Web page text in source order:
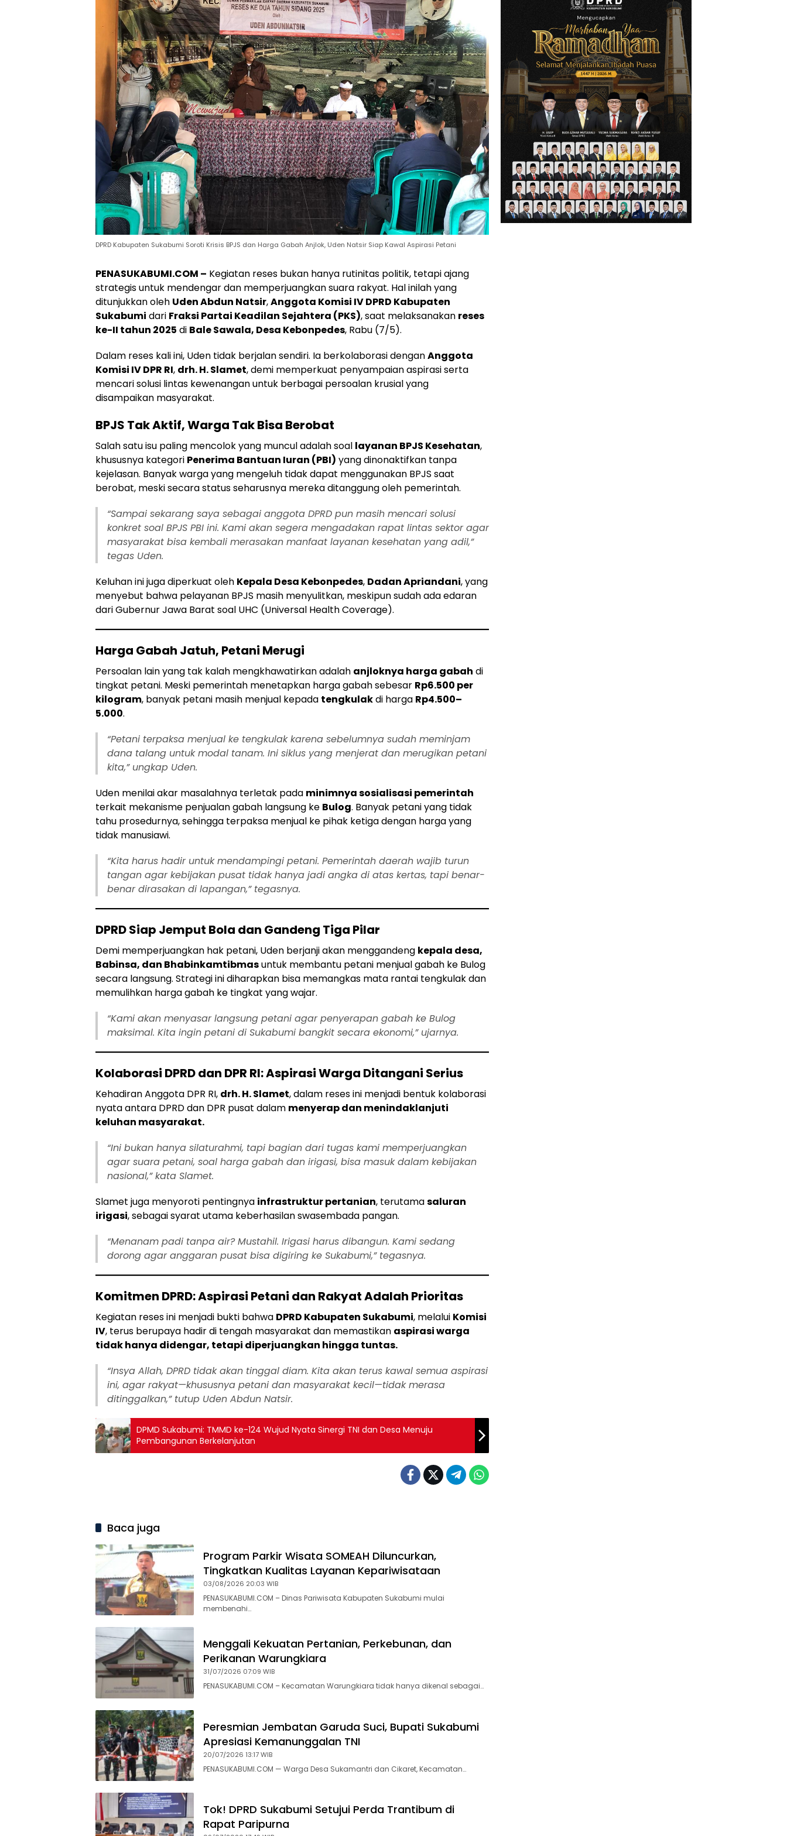
DPRD Kabupaten Sukabumi Soroti Krisis BPJS dan Harga Gabah Anjlok, Uden Natsir Siap Kawal Aspirasi Petani
PENASUKABUMI.COM – Kegiatan reses bukan hanya rutinitas politik, tetapi ajang
strategis untuk mendengar dan memperjuangkan suara rakyat. Hal inilah yang
ditunjukkan oleh Uden Abdun Natsir,Anggota Komisi IV DPRD Kabupaten
Sukabumi dari Fraksi Partai Keadilan Sejahtera (PKS), saat melaksanakan reses
ke-II tahun 2025 di Bale Sawala, Desa Kebonpedes, Rabu (7/5).
Dalam reses kali ini, Uden tidak berjalan sendiri. Ia berkolaborasi denganAnggota
Komisi IV DPR RI, drh. H. Slamet, demi memperkuat penyampaian aspirasi serta
mencari solusi lintas kewenangan untuk berbagai persoalan krusial yang
disampaikan masyarakat.
BPJS Tak Aktif, Warga Tak Bisa Berobat
Salah satu isu paling mencolok yang muncul adalah soal layanan BPJS Kesehatan,
khususnya kategori Penerima Bantuan Iuran (PBI) yang dinonaktifkan tanpa
kejelasan. Banyak warga yang mengeluh tidak dapat menggunakan BPJS saat
berobat, meski secara status seharusnya mereka ditanggung oleh pemerintah.
“Sampai sekarang saya sebagai anggota DPRD pun masih mencari solusi
konkret soal BPJS PBI ini. Kami akan segera mengadakan rapat lintas sektor agar
masyarakat bisa kembali merasakan manfaat layanan kesehatan yang adil,”
tegas Uden.
Keluhan ini juga diperkuat oleh Kepala Desa Kebonpedes, Dadan Apriandani, yang
menyebut bahwa pelayanan BPJS masih menyulitkan, meskipun sudah ada edaran
dari Gubernur Jawa Barat soal UHC (Universal Health Coverage).
Harga Gabah Jatuh, Petani Merugi
Persoalan lain yang tak kalah mengkhawatirkan adalah anjloknya harga gabah di
tingkat petani. Meski pemerintah menetapkan harga gabah sebesar Rp6.500 per
kilogram, banyak petani masih menjual kepada tengkulakdi harga Rp4.500–
5.000.
“Petani terpaksa menjual ke tengkulak karena sebelumnya sudah meminjam
dana talang untuk modal tanam. Ini siklus yang menjerat dan merugikan petani
kita,” ungkap Uden.
Uden menilai akar masalahnya terletak pada minimnya sosialisasi pemerintah
terkait mekanisme penjualan gabah langsung ke Bulog. Banyak petani yang tidak
tahu prosedurnya, sehingga terpaksa menjual ke pihak ketiga dengan harga yang
tidak manusiawi.
“Kita harus hadir untuk mendampingi petani. Pemerintah daerah wajib turun
tangan agar kebijakan pusat tidak hanya jadi angka di atas kertas, tapi benar-
benar dirasakan di lapangan,” tegasnya.
DPRD Siap Jemput Bola dan Gandeng Tiga Pilar
Demi memperjuangkan hak petani, Uden berjanji akan menggandeng kepala desa,
Babinsa, dan Bhabinkamtibmasuntuk membantu petani menjual gabah ke Bulog
secara langsung. Strategi ini diharapkan bisa memangkas mata rantai tengkulak dan
memulihkan harga gabah ke tingkat yang wajar.
“Kami akan menyasar langsung petani agar penyerapan gabah ke Bulog
maksimal. Kita ingin petani di Sukabumi bangkit secara ekonomi,” ujarnya.
Kolaborasi DPRD dan DPR RI: Aspirasi Warga Ditangani Serius
Kehadiran Anggota DPR RI, drh. H. Slamet, dalam reses ini menjadi bentuk kolaborasi
nyata antara DPRD dan DPR pusat dalam menyerap dan menindaklanjuti
keluhan masyarakat.
“Ini bukan hanya silaturahmi, tapi bagian dari tugas kami memperjuangkan
agar suara petani, soal harga gabah dan irigasi, bisa masuk dalam kebijakan
nasional,” kata Slamet.
Slamet juga menyoroti pentingnya infrastruktur pertanian, terutamasaluran
irigasi, sebagai syarat utama keberhasilan swasembada pangan.
“Menanam padi tanpa air? Mustahil. Irigasi harus dibangun. Kami sedang
dorong agar anggaran pusat bisa digiring ke Sukabumi,” tegasnya.
Komitmen DPRD: Aspirasi Petani dan Rakyat Adalah Prioritas
Kegiatan reses ini menjadi bukti bahwa DPRD Kabupaten Sukabumi, melalui Komisi
IV, terus berupaya hadir di tengah masyarakat dan memastikan aspirasi warga
tidak hanya didengar, tetapi diperjuangkan hingga tuntas.
“Insya Allah, DPRD tidak akan tinggal diam. Kita akan terus kawal semua aspirasi
ini, agar rakyat—khususnya petani dan masyarakat kecil—tidak merasa
ditinggalkan,” tutup Uden Abdun Natsir.
DPMD Sukabumi: TMMD ke-124 Wujud Nyata Sinergi TNI dan Desa Menuju
Pembangunan Berkelanjutan
Baca juga
Program Parkir Wisata SOMEAH Diluncurkan,
Tingkatkan Kualitas Layanan Kepariwisataan
03/08/2026 20:03 WIB
PENASUKABUMI.COM – Dinas Pariwisata Kabupaten Sukabumi mulai
membenahi…
Menggali Kekuatan Pertanian, Perkebunan, dan
Perikanan Warungkiara
31/07/2026 07:09 WIB
PENASUKABUMI.COM – Kecamatan Warungkiara tidak hanya dikenal sebagai…
Peresmian Jembatan Garuda Suci, Bupati Sukabumi
Apresiasi Kemanunggalan TNI
20/07/2026 13:17 WIB
PENASUKABUMI.COM — Warga Desa Sukamantri dan Cikaret, Kecamatan…
Tok! DPRD Sukabumi Setujui Perda Trantibum di
Rapat Paripurna